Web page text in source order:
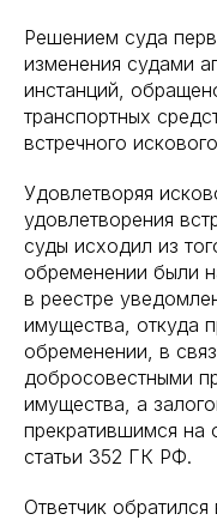
Решением суда
изменения судами
инстанций,
транспортных
встречного
Удовлетворяя
удовлетворения
суды исходил из
обременении были
в реестре
имущества, откуда
обременении, в
добросовестными
имущества, а
прекратившимся на
статьи 352 ГК РФ.
Ответчик